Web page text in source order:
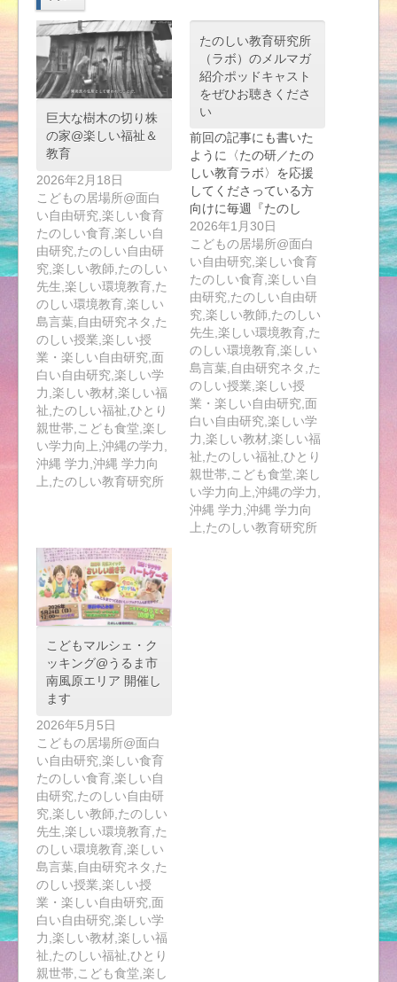
巨大な樹木の切り株
の家@楽しい福祉＆
教育
2026年2月18日
こどもの居場所@面白
い自由研究,楽しい食育
たのしい食育,楽しい自
由研究,たのしい自由研
究,楽しい教師,たのしい
先生,楽しい環境教育,た
のしい環境教育,楽しい
島言葉,自由研究ネタ,た
のしい授業,楽しい授
業・楽しい自由研究,面
白い自由研究,楽しい学
力,楽しい教材,楽しい福
祉,たのしい福祉,ひとり
親世帯,こども食堂,楽し
い学力向上,沖縄の学力,
沖縄 学力,沖縄 学力向
上,たのしい教育研究所
たのしい教育研究所
（ラボ）のメルマガ
紹介ポッドキャスト
をぜひお聴きくださ
い
前回の記事にも書いた
ように〈たの研／たの
しい教育ラボ〉を応援
してくださっている方
向けに毎週『たのし
い…
2026年1月30日
こどもの居場所@面白
い自由研究,楽しい食育
たのしい食育,楽しい自
由研究,たのしい自由研
究,楽しい教師,たのしい
先生,楽しい環境教育,た
のしい環境教育,楽しい
島言葉,自由研究ネタ,た
のしい授業,楽しい授
業・楽しい自由研究,面
白い自由研究,楽しい学
力,楽しい教材,楽しい福
祉,たのしい福祉,ひとり
親世帯,こども食堂,楽し
い学力向上,沖縄の学力,
沖縄 学力,沖縄 学力向
上,たのしい教育研究所
こどもマルシェ・ク
ッキング@うるま市
南風原エリア 開催し
ます
2026年5月5日
こどもの居場所@面白
い自由研究,楽しい食育
たのしい食育,楽しい自
由研究,たのしい自由研
究,楽しい教師,たのしい
先生,楽しい環境教育,た
のしい環境教育,楽しい
島言葉,自由研究ネタ,た
のしい授業,楽しい授
業・楽しい自由研究,面
白い自由研究,楽しい学
力,楽しい教材,楽しい福
祉,たのしい福祉,ひとり
親世帯,こども食堂,楽し